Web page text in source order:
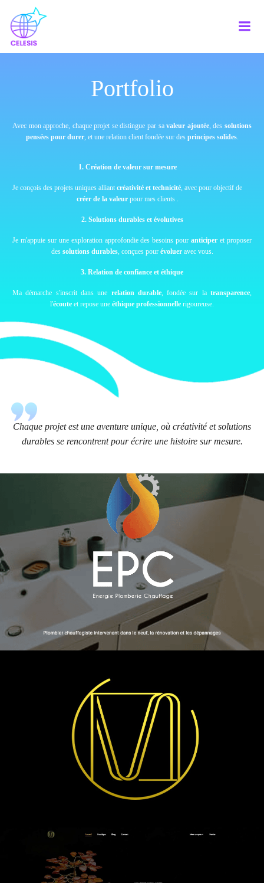
Portfolio
Avec mon approche, chaque projet se distingue par savaleur ajoutée, dessolutions
pensées pour durer, et une relation client fondée sur des principes solides.
1. Création de valeur sur mesure
Je conçois des projets uniques alliant créativité et technicité, avec pour objectif de
créer de la valeur pour mes clients .
2. Solutions durables et évolutives
Je m'appuie sur une exploration approfondie des besoins pouranticiperet proposer
des solutions durables, conçues pour évoluer avec vous.
3. Relation de confiance et éthique
Ma démarche s'inscrit dans une relation durable, fondée sur latransparence,
l'écoute et repose une éthique professionnelle rigoureuse.
Chaque projet est une aventure unique, où créativité et solutions
durables se rencontrent pour écrire une histoire sur mesure.